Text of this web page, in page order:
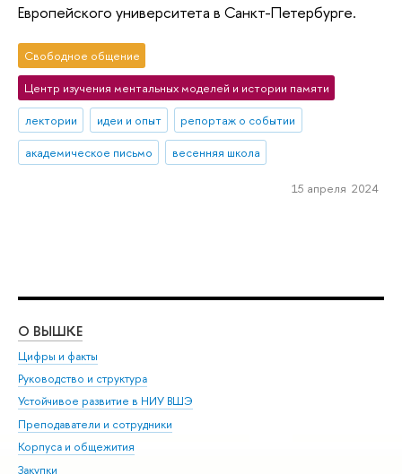
Европейского университета в Санкт-Петербурге.
Свободное общение
Центр изучения ментальных моделей и истории памяти
лектории
идеи и опыт
репортаж о событии
академическое письмо
весенняя школа
15 апреля 2024
О ВЫШКЕ
Цифры и факты
Руководство и структура
Устойчивое развитие в НИУ ВШЭ
Преподаватели и сотрудники
Корпуса и общежития
Закупки